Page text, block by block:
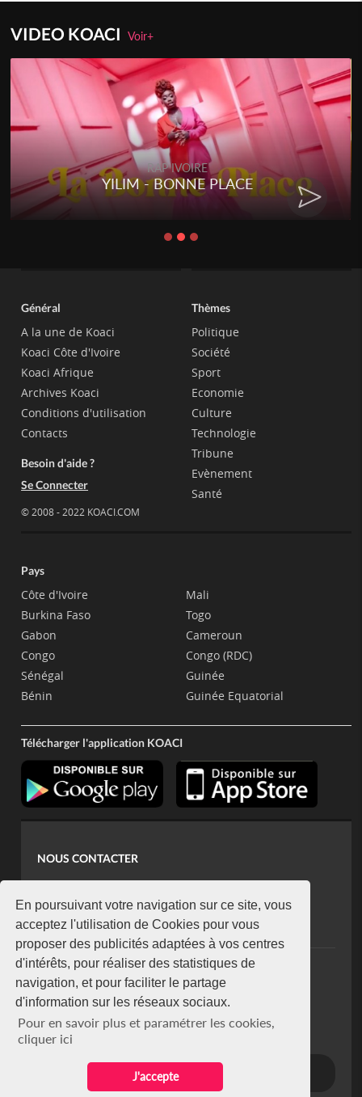
En poursuivant votre navigation sur ce site, vous
acceptez l'utilisation de Cookies pour vous
proposer des publicités adaptées à vos centres
d'intérêts, pour réaliser des statistiques de
navigation, et pour faciliter le partage
d'information sur les réseaux sociaux.
Pour en savoir plus et paramétrer les cookies,
cliquer ici
J'accepte
VIDEO KOACIVoir+
RAP IVOIRE
YILIM - BONNE PLACE
Général
A la une de Koaci
Koaci Côte d'Ivoire
Koaci Afrique
Archives Koaci
Conditions d'utilisation
Contacts
Besoin d'aide ?
Se Connecter
© 2008 - 2022 KOACI.COM
Thèmes
Politique
Société
Sport
Economie
Culture
Technologie
Tribune
Evènement
Santé
Pays
Côte d'Ivoire
Burkina Faso
Gabon
Congo
Sénégal
Bénin
Mali
Togo
Cameroun
Congo (RDC)
Guinée
Guinée Equatorial
Télécharger l'application KOACI
NOUS CONTACTER
koaci@yahoo.fr
+225 07 08 85 52 93
NEWSLETTER
Restez connecté via notre newsletter
S'abonner
Se désabonner